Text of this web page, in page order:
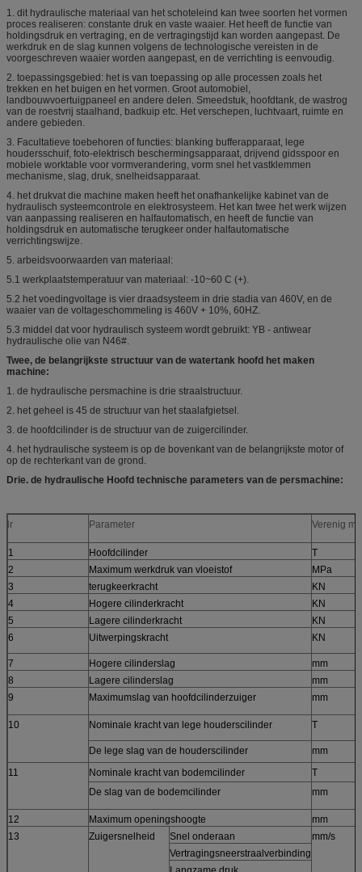
1. dit hydraulische materiaal van het schoteleind kan twee soorten het vormen
proces realiseren: constante druk en vaste waaier. Het heeft de functie van
holdingsdruk en vertraging, en de vertragingstijd kan worden aangepast. De
werkdruk en de slag kunnen volgens de technologische vereisten in de
voorgeschreven waaier worden aangepast, en de verrichting is eenvoudig.
2. toepassingsgebied: het is van toepassing op alle processen zoals het
trekken en het buigen en het vormen. Groot automobiel,
landbouwvoertuigpaneel en andere delen. Smeedstuk, hoofdtank, de wastrog
van de roestvrij staalhand, badkuip etc. Het verschepen, luchtvaart, ruimte en
andere gebieden.
3. Facultatieve toebehoren of functies: blanking bufferapparaat, lege
houdersschuif, foto-elektrisch beschermingsapparaat, drijvend gidsspoor en
mobiele worktable voor vormverandering, vorm snel het vastklemmen
mechanisme, slag, druk, snelheidsapparaat.
4. het drukvat die machine maken heeft het onafhankelijke kabinet van de
hydraulisch systeemcontrole en elektrosysteem. Het kan twee het werk wijzen
van aanpassing realiseren en halfautomatisch, en heeft de functie van
holdingsdruk en automatische terugkeer onder halfautomatische
verrichtingswijze.
5. arbeidsvoorwaarden van materiaal:
5.1 werkplaatstemperatuur van materiaal: -10~60 C (+).
5.2 het voedingvoltage is vier draadsysteem in drie stadia van 460V, en de
waaier van de voltageschommeling is 460V + 10%, 60HZ.
5.3 middel dat voor hydraulisch systeem wordt gebruikt: YB - antiwear
hydraulische olie van N46#.
Twee, de belangrijkste structuur van de watertank hoofd het maken
machine:
1. de hydraulische persmachine is drie straalstructuur.
2. het geheel is 45 de structuur van het staalafgietsel.
3. de hoofdcilinder is de structuur van de zuigercilinder.
4. het hydraulische systeem is op de bovenkant van de belangrijkste motor of
op de rechterkant van de grond.
Drie. de hydraulische Hoofd technische parameters van de persmachine:
Nr Parameter Verenig me
1 Hoofdcilinder
T
2
Maximum werkdruk van vloeistof
MPa
3
terugkeerkracht
KN
4
Hogere cilinderkracht
KN
5
Lagere cilinderkracht
KN
6
Uitwerpingskracht KN
7 Hogere cilinderslag
mm
8
Lagere cilinderslag
mm
9
Maximumslag van hoofdcilinderzuiger mm
10 Nominale kracht van lege houderscilinder T
De lege slag van de houderscilinder
mm
11
Nominale kracht van bodemcilinder
T
De slag van de bodemcilinder
mm
12 Maximum openingshoogte
mm
13
Zuigersnelheid Snel onderaan
mm/s
Vertragingsneerstraalverbinding